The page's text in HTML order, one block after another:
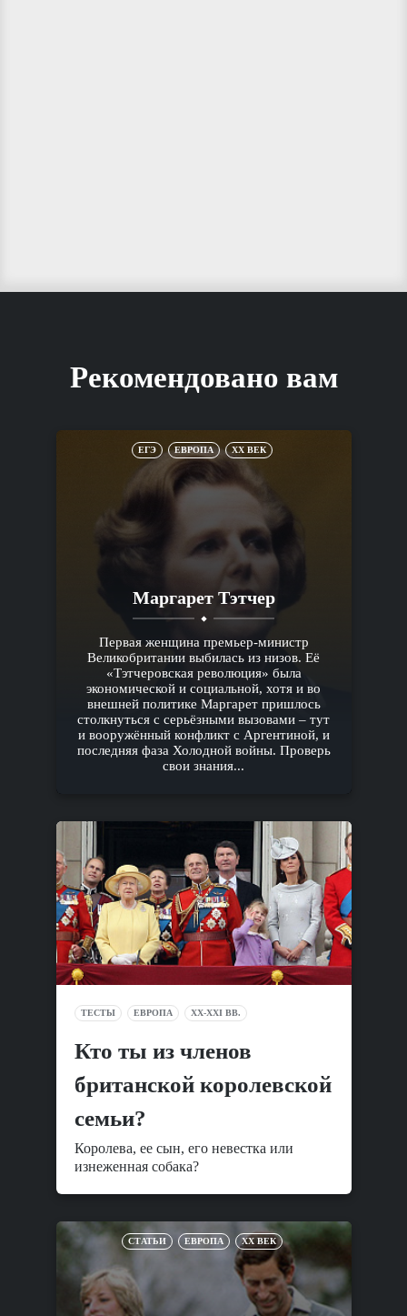
Рекомендовано вам
ЕГЭ ЕВРОПА XX ВЕК
Маргарет Тэтчер
Первая женщина премьер-министр
Великобритании выбилась из низов. Её
«Тэтчеровская революция» была
экономической и социальной, хотя и во
внешней политике Маргарет пришлось
столкнуться с серьёзными вызовами – тут
и вооружённый конфликт с Аргентиной, и
последняя фаза Холодной войны. Проверь
свои знания...
ТЕСТЫ ЕВРОПА XX-XXI ВВ.
Кто ты из членов
британской королевской
семьи?
Королева, ее сын, его невестка или
изнеженная собака?
СТАТЬИ ЕВРОПА XX ВЕК